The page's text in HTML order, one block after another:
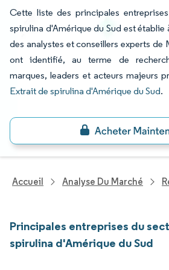
Cette liste des principales
spirulina d'Amérique du Sud est établie
des analystes et conseillers experts de
ont identifié, au terme de
marques, leaders et acteurs majeurs
Extrait de spirulina d'Amérique du Sud.
Accueil Analyse Du Marché
Principales entreprises du
spirulina d'Amérique du Sud